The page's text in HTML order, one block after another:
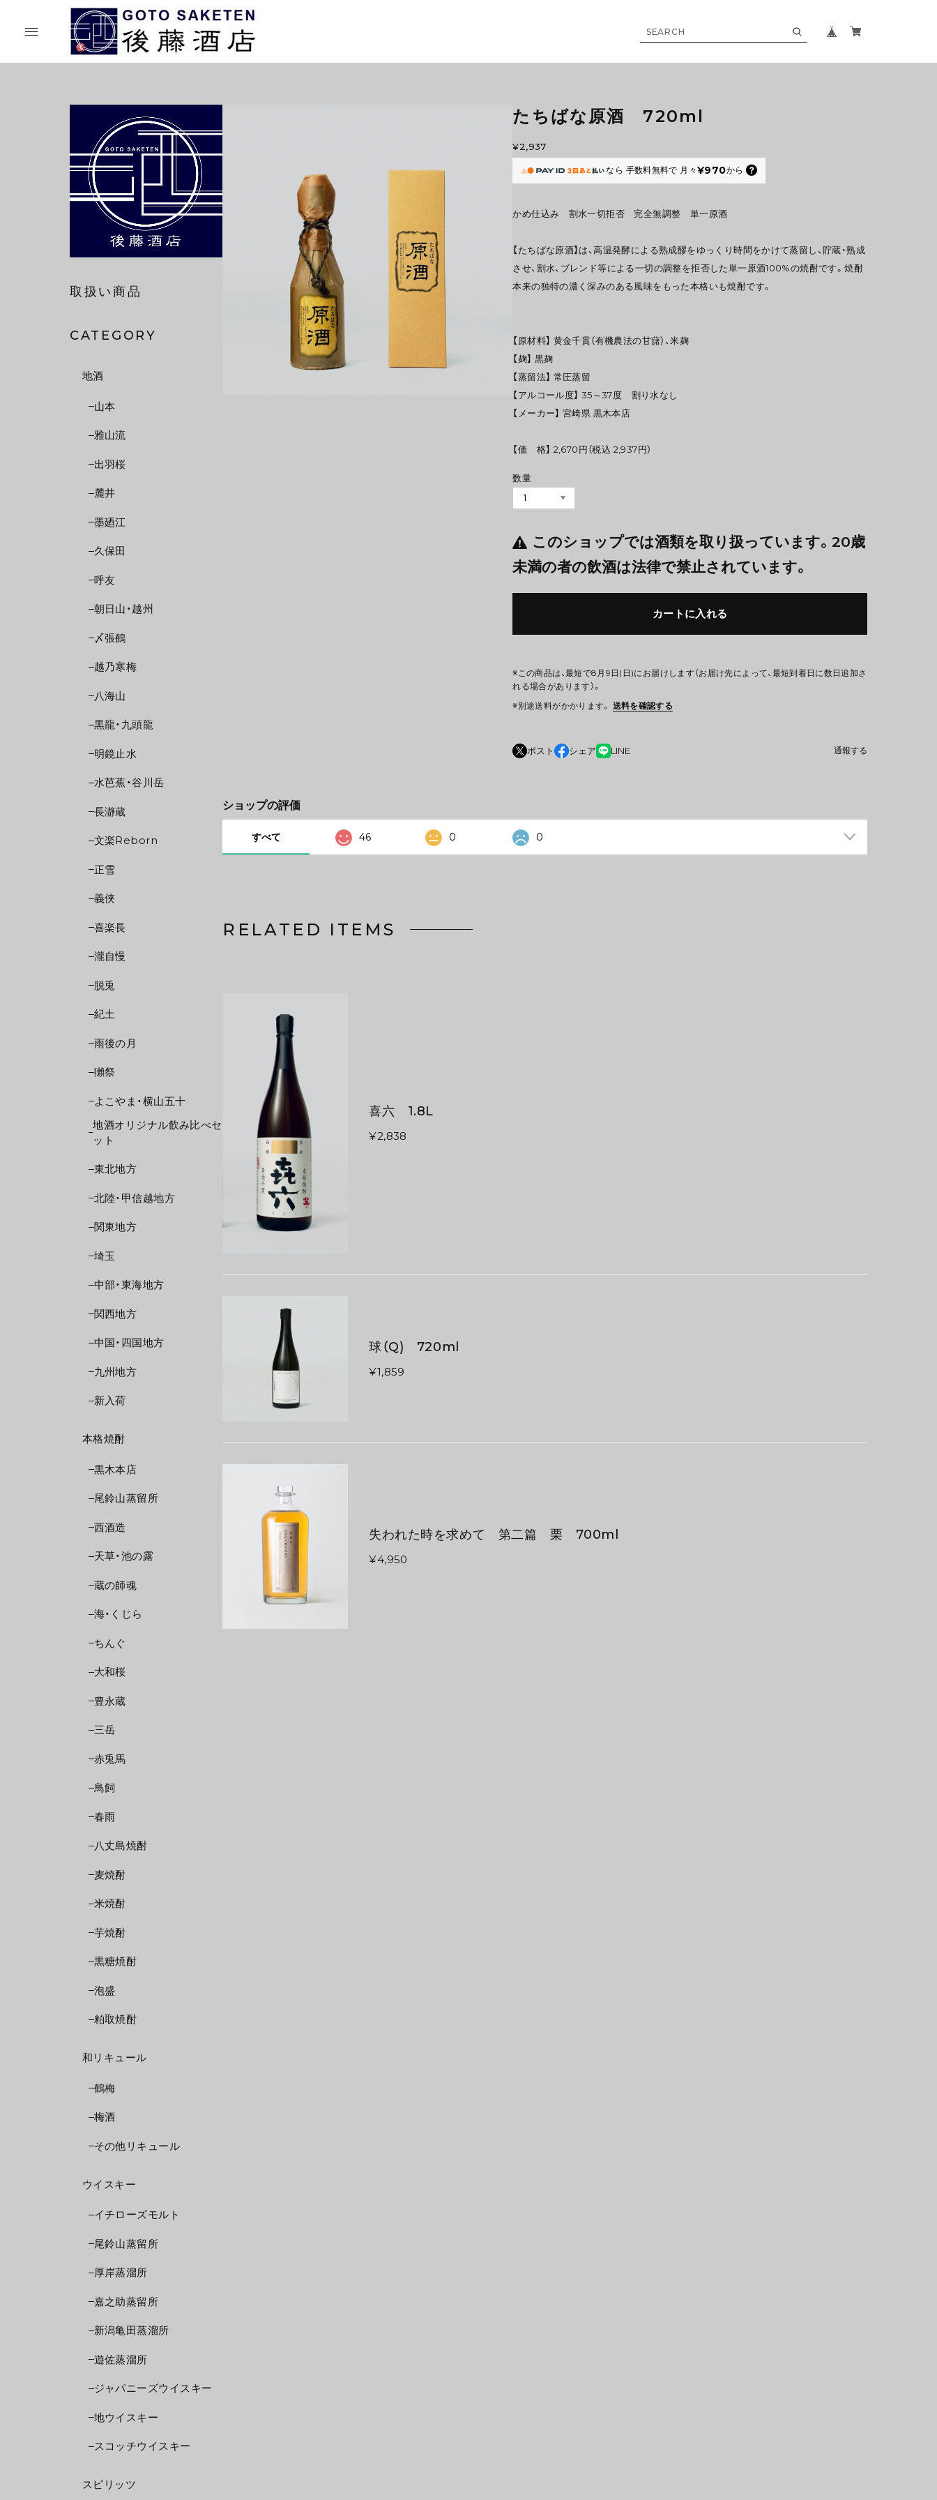
取扱い商品
CATEGORY
地酒
山本
雅山流
出羽桜
麓井
墨廼江
久保田
呼友
朝日山・越州
〆張鶴
越乃寒梅
八海山
黒龍・九頭龍
明鏡止水
水芭蕉・谷川岳
長瀞蔵
文楽Reborn
正雪
義侠
喜楽長
瀧自慢
脱兎
紀土
雨後の月
獺祭
よこやま・横山五十
地酒オリジナル飲み比べセ
ット
東北地方
北陸・甲信越地方
関東地方
埼玉
中部・東海地方
関西地方
中国・四国地方
九州地方
新入荷
本格焼酎
黒木本店
尾鈴山蒸留所
西酒造
天草・池の露
蔵の師魂
海・くじら
ちんぐ
大和桜
豊永蔵
三岳
赤兎馬
鳥飼
春雨
八丈島焼酎
麦焼酎
米焼酎
芋焼酎
黒糖焼酎
泡盛
粕取焼酎
和リキュール
鶴梅
梅酒
その他リキュール
ウイスキー
イチローズモルト
尾鈴山蒸留所
厚岸蒸溜所
嘉之助蒸留所
新潟亀田蒸溜所
遊佐蒸溜所
ジャパニーズウイスキー
地ウイスキー
スコッチウイスキー
スピリッツ
たちばな原酒 720ml
¥2,937
なら 手数料無料で 月々¥970から
かめ仕込み 割水一切拒否 完全無調整 単一原酒
【たちばな原酒】は、高温発酵による熟成醪をゆっくり時間をかけて蒸留し、貯蔵・熟成
させ、割水、ブレンド等による一切の調整を拒否した単一原酒100%の焼酎です。焼酎
本来の独特の濃く深みのある風味をもった本格いも焼酎です。
【原材料】 黄金千貫（有機農法の甘藷）、米麹
【麹】 黒麹
【蒸留法】 常圧蒸留
【アルコール度】 35～37度 割り水なし
【メーカー】 宮崎県 黒木本店
【価 格】 2,670円（税込 2,937円）
数量
このショップでは酒類を取り扱っています。20歳
未満の者の飲酒は法律で禁止されています。
カートに入れる
※この商品は、最短で8月9日(日)にお届けします（お届け先によって、最短到着日に数日追加さ
れる場合があります）。
※別途送料がかかります。 送料を確認する
ポスト シェア LINE 通報する
ショップの評価
すべて 46 0 0
RELATED ITEMS
喜六 1.8L
¥2,838
球（Q) 720ml
¥1,859
失われた時を求めて 第二篇 栗 700ml
¥4,950